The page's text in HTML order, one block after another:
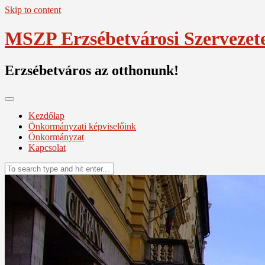
Skip to content
MSZP Erzsébetvárosi
Erzsébetváros az otthonunk!
Kezdőlap
Önkormányzati képviselőink
Önkormányzat
Kapcsolat